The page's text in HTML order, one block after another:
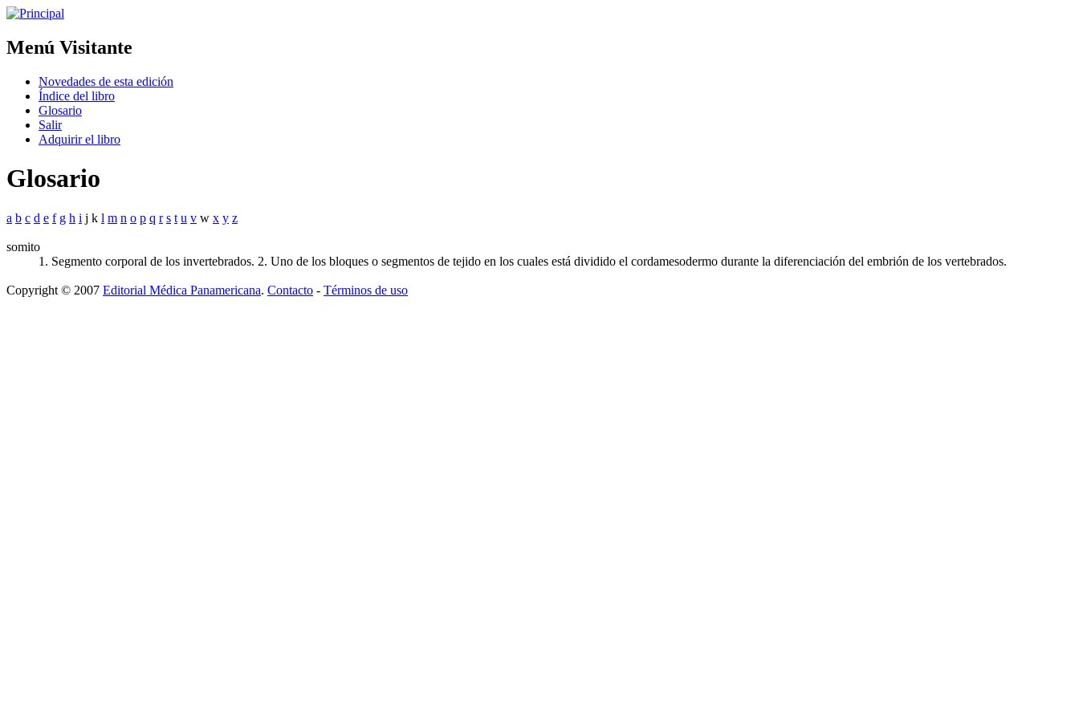
Menú Visitante
Novedades de esta edición
Índice del libro
Glosario
Salir
Adquirir el libro
Glosario
a b c d e f g h i j k l m n o p q r s t u v w x y z
somito
1. Segmento corporal de los invertebrados. 2. Uno de los bloques o segmentos de tejido en los cuales está dividido el cordamesodermo durante la diferenciación del embrión de los vertebrados.
Copyright © 2007 Editorial Médica Panamericana. Contacto - Términos de uso